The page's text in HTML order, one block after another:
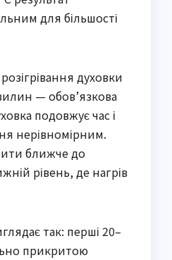
для більшості
духовки
— обов’язкова
подовжує час і
нерівномірним.
ближче до
рівень, де нагрів
так: перші 20–
прикритою